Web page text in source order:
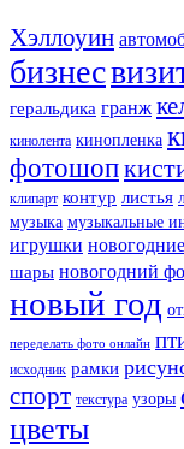
Хэллоуин
бизнес
геральдика гранж
кинолента кинопленка
фотошоп
клипарт контур листья
музыка музыкальные
игрушки
шары новогодний
новый год
переделать фото онлайн
исходник рамки
спорт текстура узоры
цветы